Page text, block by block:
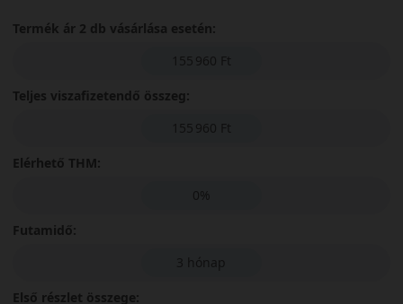
Termék ár 2 db vásárlása esetén:
155 960 Ft
Teljes viszafizetendő összeg:
155 960 Ft
Elérhető THM:
0%
Futamidő:
3 hónap
Első részlet összege: